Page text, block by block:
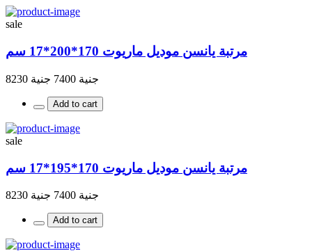
sale
مرتبة يانسن موديل ماريوت 170*200*17 سم
جنية 7400 جنية 8230
Add to cart
sale
مرتبة يانسن موديل ماريوت 170*195*17 سم
جنية 7400 جنية 8230
Add to cart